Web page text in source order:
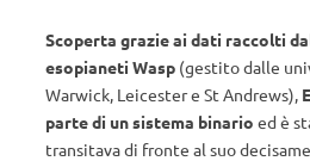
Scoperta grazie ai dati raccolti
esopianeti Wasp (gestito dalle
Warwick, Leicester e St Andrews),
parte di un sistema binario ed è
transitava di fronte al suo